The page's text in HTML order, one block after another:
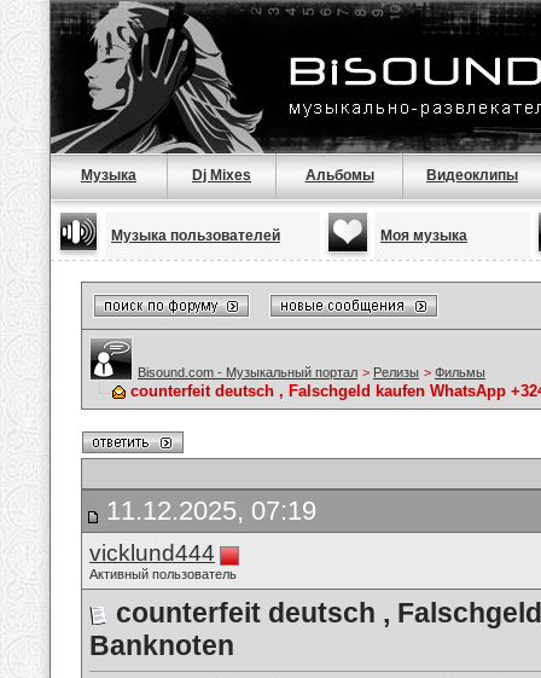
Музыка Dj Mixes Альбомы Видеоклипы
Музыка пользователей Моя музыка
Bisound.com - Музыкальный портал > Релизы > Фильмы
counterfeit deutsch , Falschgeld kaufen WhatsApp
11.12.2025, 07:19
vicklund444
Активный пользователь
counterfeit deutsch ,
Banknoten